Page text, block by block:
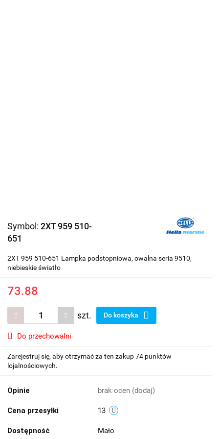
Symbol: 2XT 959 510-
651
2XT 959 510-651 Lampka podstopniowa, owalna seria 9510,
niebieskie światło
73.88
szt. Do koszyka
Do przechowalni
Zarejestruj się, aby otrzymać za ten zakup 74 punktów
lojalnościowych.
Opinie brak ocen (dodaj)
Cena przesyłki 13
Dostępność Mało